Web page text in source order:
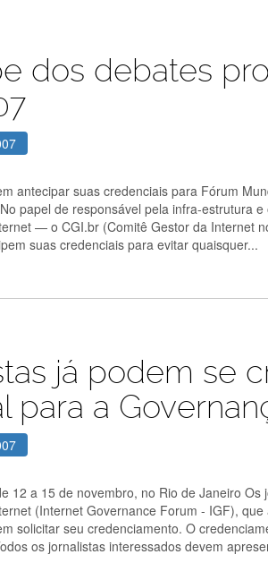
dos debates
antecipar suas credenciais para Fórum
papel de responsável pela infra-estrutura
— o CGI.br (Comitê Gestor da Internet
suas credenciais para evitar quaisquer...
já podem se
para a
12 a 15 de novembro, no Rio de Janeiro
(Internet Governance Forum - IGF),
solicitar seu credenciamento. O
os jornalistas interessados devem